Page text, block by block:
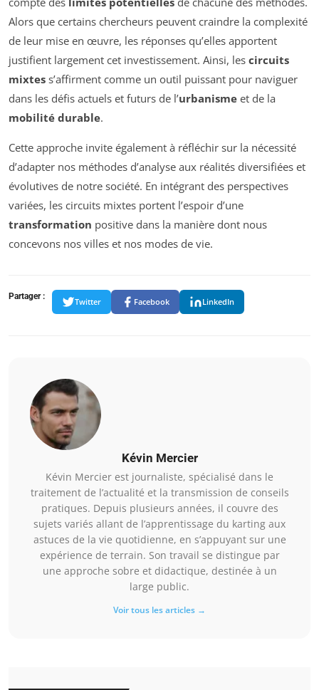
Alors que certains chercheurs peuvent craindre la complexité
de leur mise en œuvre, les réponses qu’elles apportent
justifient largement cet investissement. Ainsi, les circuits
mixtes s’affirment comme un outil puissant pour naviguer
dans les défis actuels et futurs de l’urbanisme et de la
mobilité durable.
Cette approche invite également à réfléchir sur la nécessité
d’adapter nos méthodes d’analyse aux réalités diversifiées et
évolutives de notre société. En intégrant des perspectives
variées, les circuits mixtes portent l’espoir d’une
transformation positive dans la manière dont nous
concevons nos villes et nos modes de vie.
Partager :
Twitter Facebook LinkedIn
Kévin Mercier
Kévin Mercier est journaliste, spécialisé dans le
traitement de l’actualité et la transmission de conseils
pratiques. Depuis plusieurs années, il couvre des
sujets variés allant de l’apprentissage du karting aux
astuces de la vie quotidienne, en s’appuyant sur une
expérience de terrain. Son travail se distingue par
une approche sobre et didactique, destinée à un
large public.
Voir tous les articles →